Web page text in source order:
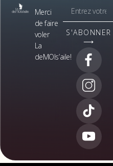
Merci
de faire
voler
La
deMOIs’aile!
S'ABONNER
⟶